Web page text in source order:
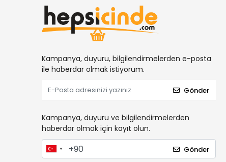
Kampanya, duyuru, bilgilendirmelerden e-posta
ile haberdar olmak istiyorum.
Gönder
Kampanya, duyuru ve bilgilendirmelerden
haberdar olmak için kayıt olun.
Gönder